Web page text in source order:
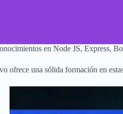
en Node JS, Express,
ofrece una sólida formación en